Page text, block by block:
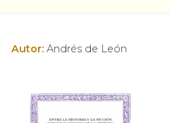
Autor: Andrés de León